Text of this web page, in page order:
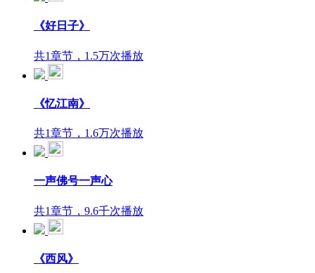
《好日子》
共1章节，1.5万次播放
《忆江南》
共1章节，1.6万次播放
一声佛号一声心
共1章节，9.6千次播放
《西风》